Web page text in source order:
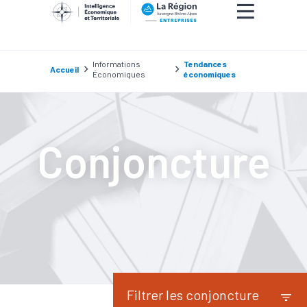
Accueil
Informations
Économiques
Tendances
économiques
Conjoncture
Filtrer les conjoncture